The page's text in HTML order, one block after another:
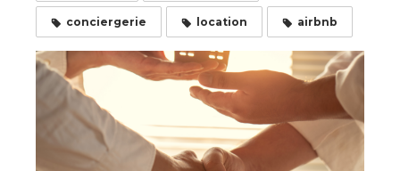
conciergerie location airbnb